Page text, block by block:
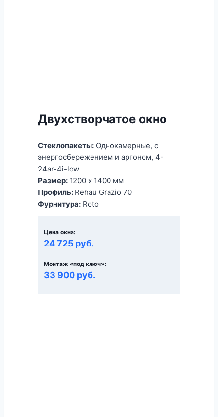
Двухстворчатое окно
Стеклопакеты: Однокамерные, с
энергоcбережением и аргоном, 4-
24ar-4i-low
Размер: 1200 x 1400 мм
Профиль: Rehau Grazio 70
Фурнитура: Roto
Цена окна:
24 725 руб.
Монтаж «под ключ»:
33 900 руб.